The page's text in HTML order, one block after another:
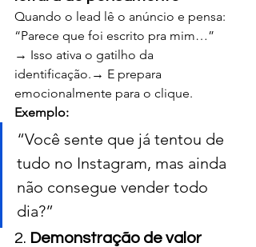
Quando o lead lê o anúncio e pensa:
“Parece que foi escrito pra mim…”
→ Isso ativa o gatilho da
identificação.→ E prepara
emocionalmente para o clique.
Exemplo:
“Você sente que já tentou de
tudo no Instagram, mas ainda
não consegue vender todo
dia?”
2. Demonstração de valor